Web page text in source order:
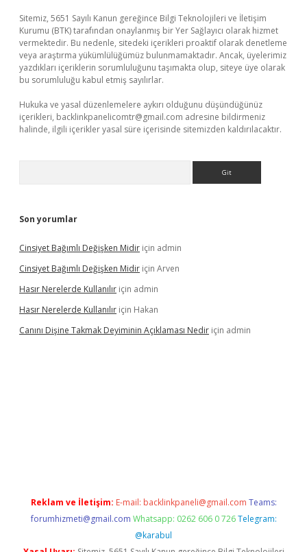
Sitemiz, 5651 Sayılı Kanun gereğince Bilgi Teknolojileri ve İletişim
Kurumu (BTK) tarafından onaylanmış bir Yer Sağlayıcı olarak hizmet
vermektedir. Bu nedenle, sitedeki içerikleri proaktif olarak denetleme
veya araştırma yükümlülüğümüz bulunmamaktadır. Ancak, üyelerimiz
yazdıkları içeriklerin sorumluluğunu taşımakta olup, siteye üye olarak
bu sorumluluğu kabul etmiş sayılırlar.
Hukuka ve yasal düzenlemelere aykırı olduğunu düşündüğünüz
içerikleri, backlinkpanelicomtr@gmail.com adresine bildirmeniz
halinde, ilgili içerikler yasal süre içerisinde sitemizden kaldırılacaktır.
Son yorumlar
Cinsiyet Bağımlı Değişken Midir için admin
Cinsiyet Bağımlı Değişken Midir için Arven
Hasır Nerelerde Kullanılır için admin
Hasır Nerelerde Kullanılır için Hakan
Canını Dişine Takmak Deyiminin Açıklaması Nedir için admin
Reklam ve İletişim: E-mail: backlinkpaneli@gmail.com Teams:
forumhizmeti@gmail.com Whatsapp: 0262 606 0 726 Telegram:
@karabul